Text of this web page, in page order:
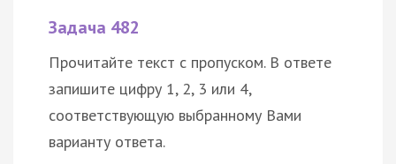
Задача 482
Прочитайте текст с пропуском. В ответе
запишите цифру 1, 2, 3 или 4,
соответствующую выбранному Вами
варианту ответа.